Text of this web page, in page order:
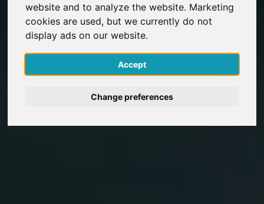
website and to analyze the website. Marketing
cookies are used, but we currently do not
display ads on our website.
Accept
Change preferences
Registrati gratis
Accedi
English
Deutsch
Nederlands